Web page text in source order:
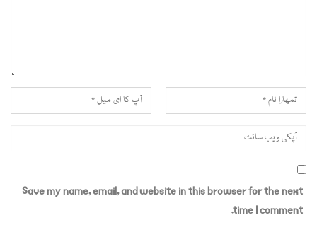
Save my name, email, and website in this browser for the next
time I comment.